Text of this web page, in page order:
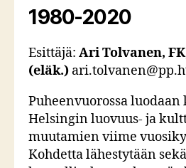
1980-2020
Esittäjä: Ari Tolvanen,
(eläk.)
Puheenvuorossa luodaan
Helsingin luovuus- ja
muutamien viime
Kohdetta lähestytään